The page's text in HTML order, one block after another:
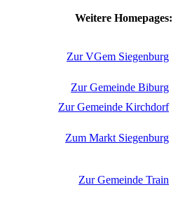
Weitere Homepages:
Zur VGem Siegenburg
Zur Gemeinde Biburg
Zur Gemeinde Kirchdorf
Zum Markt Siegenburg
Zur Gemeinde Train